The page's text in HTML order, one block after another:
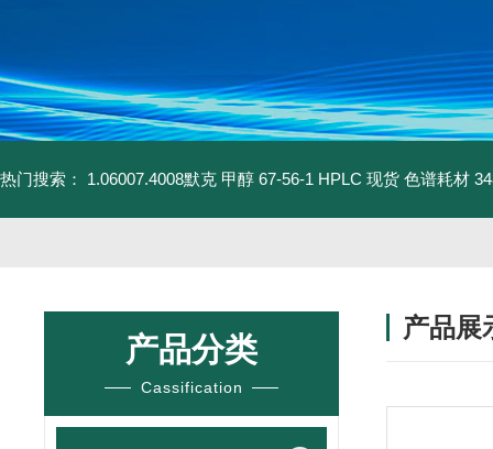
热门搜索： 1.06007.4008默克 甲醇 67-56-1 HPLC 现货 色谱耗材
产品分类
Cassification
产品展